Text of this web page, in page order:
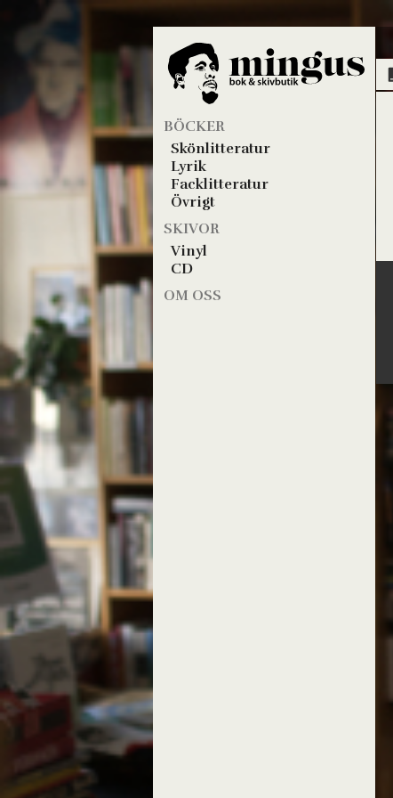
BÖCKER
Skönlitteratur
Lyrik
Facklitteratur
Övrigt
SKIVOR
Vinyl
CD
OM OSS